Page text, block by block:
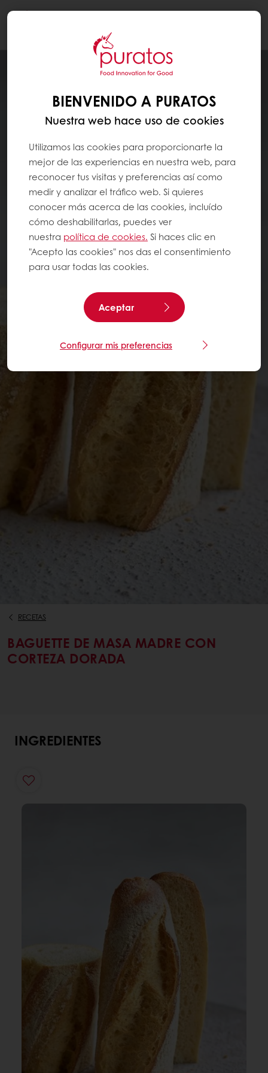
RECETAS
BAGUETTE DE MASA MADRE CON
CORTEZA DORADA
INGREDIENTES
BIENVENIDO A PURATOS
Nuestra web hace uso de cookies
Utilizamos las cookies para proporcionarte la
mejor de las experiencias en nuestra web, para
reconocer tus visitas y preferencias así como
medir y analizar el tráfico web. Si quieres
conocer más acerca de las cookies, incluído
cómo deshabilitarlas, puedes ver
nuestra política de cookies. Si haces clic en
"Acepto las cookies" nos das el consentimiento
para usar todas las cookies.
Aceptar
Configurar mis preferencias